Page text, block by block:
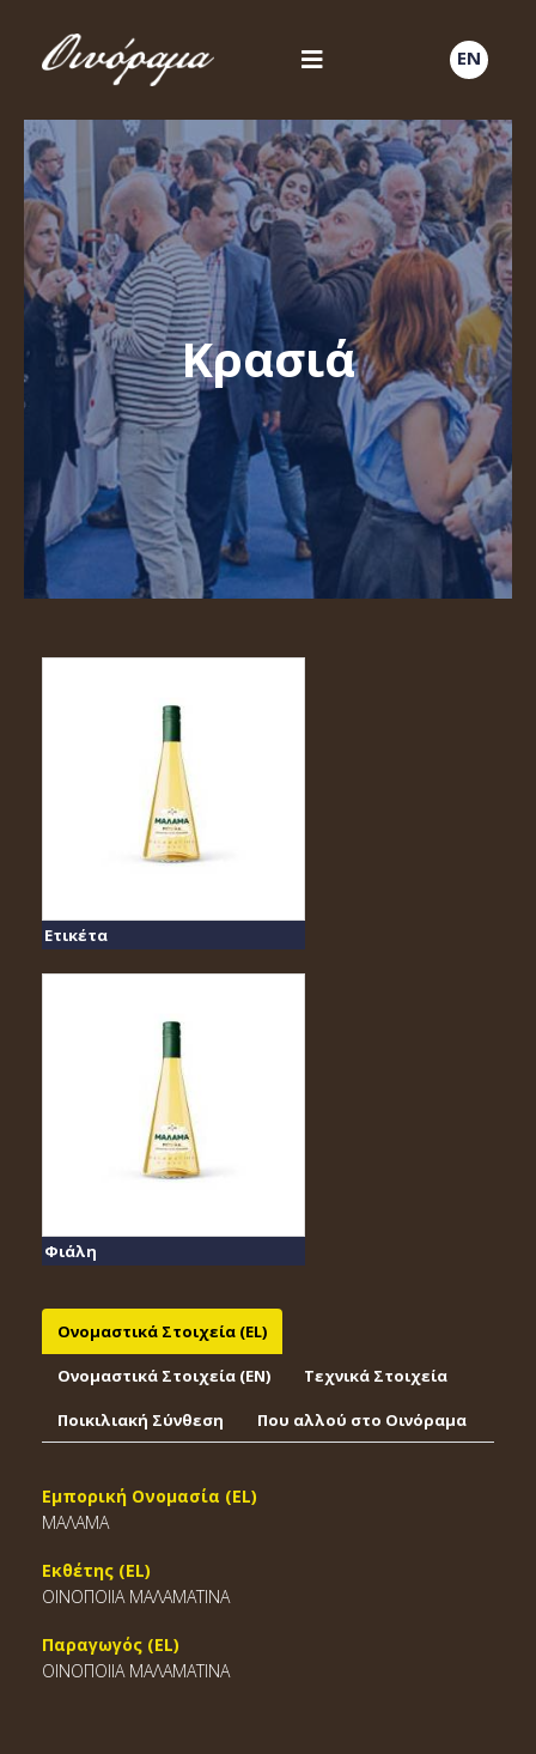
EN
Κρασιά
Ετικέτα
Φιάλη
Ονομαστικά Στοιχεία (EL)
Ονομαστικά Στοιχεία (EΝ) Τεχνικά Στοιχεία
Ποικιλιακή Σύνθεση Που αλλού στο Οινόραμα
Εμπορική Ονομασία (EL)
ΜΑΛΑΜΑ
Εκθέτης (EL)
ΟΙΝΟΠΟΙΙΑ ΜΑΛΑΜΑΤΙΝΑ
Παραγωγός (EL)
ΟΙΝΟΠΟΙΙΑ ΜΑΛΑΜΑΤΙΝΑ